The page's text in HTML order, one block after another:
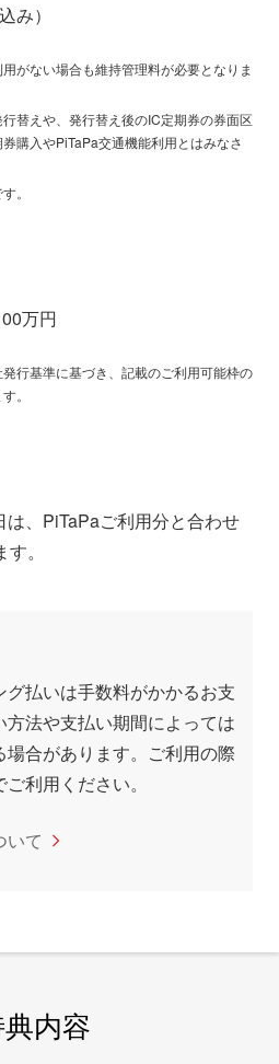
み）
がない場合も維持管理料が必要となりま
替えや、発行替え後のIC定期券の券面区
購入やPiTaPa交通機能利用とはみなさ
。
万円
行基準に基づき、記載のご利用可能枠の
。
、PiTaPaご利用分と合わせ
。
払いは手数料がかかるお支
法や支払い期間によっては
合があります。ご利用の際
利用ください。
いて
内容